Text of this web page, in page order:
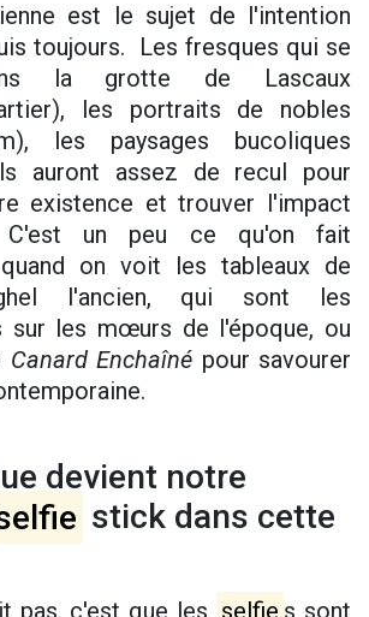
est le sujet de l'intention
toujours. Les fresques qui se
la grotte de Lascaux
les portraits de nobles
les paysages bucoliques
auront assez de recul pour
existence et trouver l'impact
un peu ce qu'on fait
on voit les tableaux de
l'ancien, qui sont les
sur les mœurs de l'époque, ou
Canard Enchaîné pour savourer
devient notre
stick dans cette